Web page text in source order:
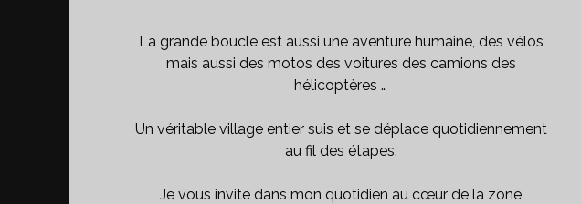
La grande boucle est aussi une aventure humaine, des vélos
mais aussi des motos des voitures des camions des
hélicoptères …
Un véritable village entier suis et se déplace quotidiennement
au fil des étapes.
Je vous invite dans mon quotidien au cœur de la zone